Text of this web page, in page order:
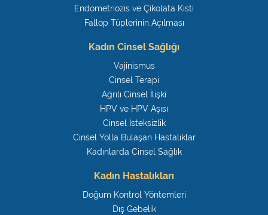
Endometriozis ve Çikolata Kisti
Fallop Tüplerinin Açılması
Kadın Cinsel Sağlığı
Vajinismus
Cinsel Terapi
Ağrılı Cinsel İlişki
HPV ve HPV Aşısı
Cinsel İsteksizlik
Cinsel Yolla Bulaşan Hastalıklar
Kadınlarda Cinsel Sağlık
Kadın Hastalıkları
Doğum Kontrol Yöntemleri
Dış Gebelik